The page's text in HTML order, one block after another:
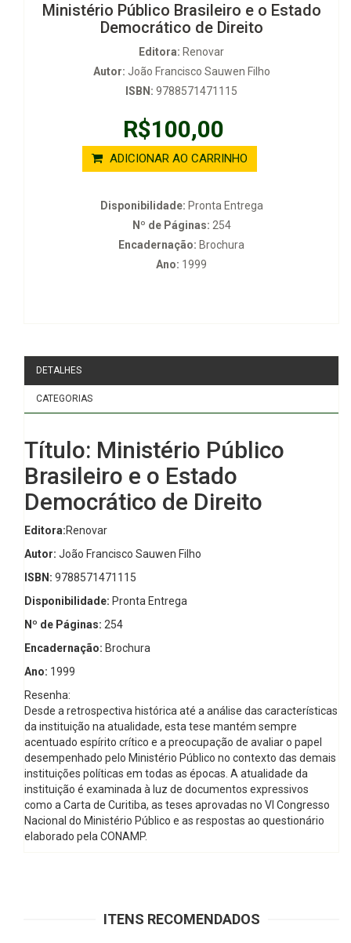
Ministério Público Brasileiro e o Estado
Democrático de Direito
Editora: Renovar
Autor: João Francisco Sauwen Filho
ISBN: 9788571471115
R$100,00
ADICIONAR AO CARRINHO
Disponibilidade: Pronta Entrega
Nº de Páginas: 254
Encadernação: Brochura
Ano: 1999
DETALHES
CATEGORIAS
Título: Ministério Público
Brasileiro e o Estado
Democrático de Direito
Editora:Renovar
Autor: João Francisco Sauwen Filho
ISBN: 9788571471115
Disponibilidade: Pronta Entrega
Nº de Páginas: 254
Encadernação: Brochura
Ano: 1999
Resenha:
Desde a retrospectiva histórica até a análise das características
da instituição na atualidade, esta tese mantém sempre
acentuado espírito crítico e a preocupação de avaliar o papel
desempenhado pelo Ministério Público no contexto das demais
instituições políticas em todas as épocas. A atualidade da
instituição é examinada à luz de documentos expressivos
como a Carta de Curitiba, as teses aprovadas no VI Congresso
Nacional do Ministério Público e as respostas ao questionário
elaborado pela CONAMP.
ITENS RECOMENDADOS